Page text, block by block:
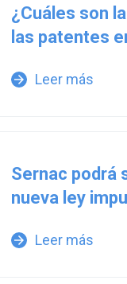
¿Cuáles son
las patentes
arrow_forward Leer más
Sernac podrá
nueva ley
arrow_forward Leer más